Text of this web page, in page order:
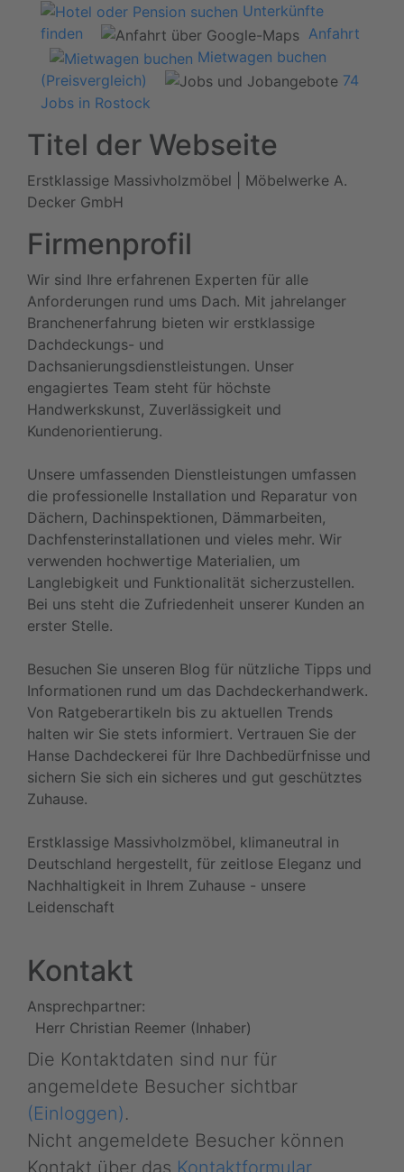
Unterkünfte
finden
Anfahrt
Mietwagen buchen
(Preisvergleich)
74
Jobs in Rostock
Titel der Webseite
Erstklassige Massivholzmöbel | Möbelwerke A.
Decker GmbH
Firmenprofil
Wir sind Ihre erfahrenen Experten für alle
Anforderungen rund ums Dach. Mit jahrelanger
Branchenerfahrung bieten wir erstklassige
Dachdeckungs- und
Dachsanierungsdienstleistungen. Unser
engagiertes Team steht für höchste
Handwerkskunst, Zuverlässigkeit und
Kundenorientierung.
Unsere umfassenden Dienstleistungen umfassen
die professionelle Installation und Reparatur von
Dächern, Dachinspektionen, Dämmarbeiten,
Dachfensterinstallationen und vieles mehr. Wir
verwenden hochwertige Materialien, um
Langlebigkeit und Funktionalität sicherzustellen.
Bei uns steht die Zufriedenheit unserer Kunden an
erster Stelle.
Besuchen Sie unseren Blog für nützliche Tipps und
Informationen rund um das Dachdeckerhandwerk.
Von Ratgeberartikeln bis zu aktuellen Trends
halten wir Sie stets informiert. Vertrauen Sie der
Hanse Dachdeckerei für Ihre Dachbedürfnisse und
sichern Sie sich ein sicheres und gut geschütztes
Zuhause.
Erstklassige Massivholzmöbel, klimaneutral in
Deutschland hergestellt, für zeitlose Eleganz und
Nachhaltigkeit in Ihrem Zuhause - unsere
Leidenschaft
Kontakt
Ansprechpartner:
Herr Christian Reemer (Inhaber)
Die Kontaktdaten sind nur für
angemeldete Besucher sichtbar
(Einloggen).
Nicht angemeldete Besucher können